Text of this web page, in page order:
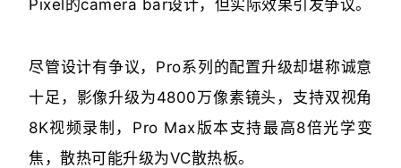
Pixel的camera bar设计，但实际效果引发争议。
尽管设计有争议，Pro系列的配置升级却堪称诚意
十足，影像升级为4800万像素镜头，支持双视角
8K视频录制，Pro Max版本支持最高8倍光学变
焦，散热可能升级为VC散热板。